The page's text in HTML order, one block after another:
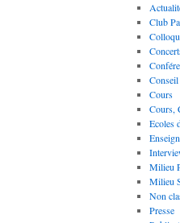
Club
Cours
Cours,
Ecoles
Milieu
Milieu
Non
Presse